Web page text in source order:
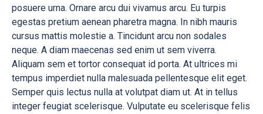
posuere urna. Ornare arcu dui vivamus arcu. Eu turpis
egestas pretium aenean pharetra magna. In nibh mauris
cursus mattis molestie a. Tincidunt arcu non sodales
neque. A diam maecenas sed enim ut sem viverra.
Aliquam sem et tortor consequat id porta. At ultrices mi
tempus imperdiet nulla malesuada pellentesque elit eget.
Semper quis lectus nulla at volutpat diam ut. At in tellus
integer feugiat scelerisque. Vulputate eu scelerisque felis